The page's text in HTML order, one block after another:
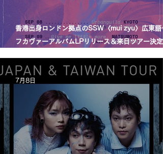
香港出身ロンドン拠点のSSW〈mui zyu〉広東語
フカヴァーアルバムLPリリース＆来日ツアー決定
7月8日